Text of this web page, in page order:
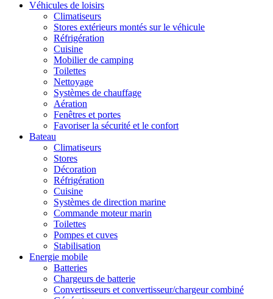
Véhicules de loisirs
Climatiseurs
Stores extérieurs montés sur le véhicule
Réfrigération
Cuisine
Mobilier de camping
Toilettes
Nettoyage
Systèmes de chauffage
Aération
Fenêtres et portes
Favoriser la sécurité et le confort
Bateau
Climatiseurs
Stores
Décoration
Réfrigération
Cuisine
Systèmes de direction marine
Commande moteur marin
Toilettes
Pompes et cuves
Stabilisation
Energie mobile
Batteries
Chargeurs de batterie
Convertisseurs et convertisseur/chargeur combiné